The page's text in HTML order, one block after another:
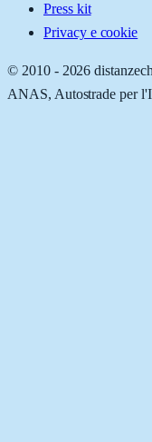
Press kit
Privacy e cookie
© 2010 - 2026
ANAS, Autostrade per